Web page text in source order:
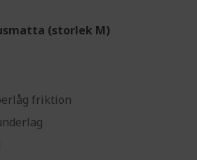
(storlek M)
friktion